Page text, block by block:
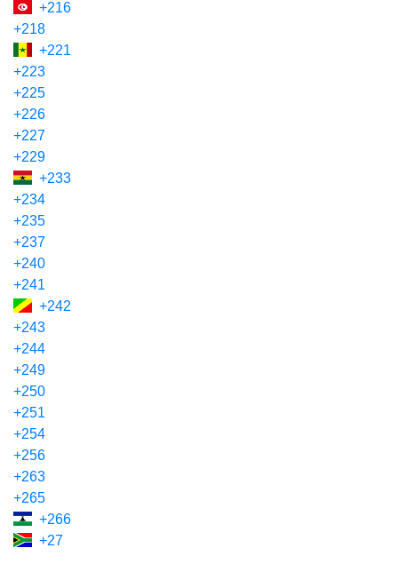
+216
+218
+221
+223
+225
+226
+227
+229
+233
+234
+235
+237
+240
+241
+242
+243
+244
+249
+250
+251
+254
+256
+263
+265
+266
+27